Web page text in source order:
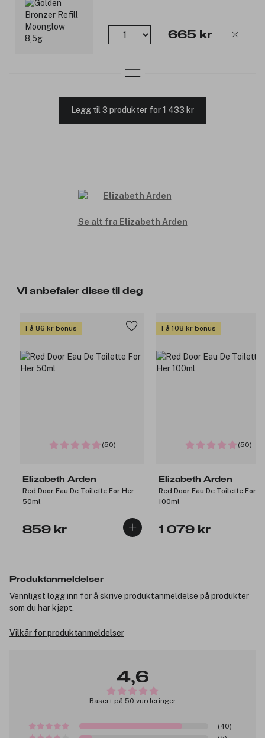
665 kr
Legg til 3 produkter for 1 433 kr
Se alt fra Elizabeth Arden
Vi anbefaler disse til deg
Få 86 kr bonus
(50)
Elizabeth Arden
Red Door Eau De Toilette For Her
50ml
859 kr
Få 108 kr bonus
(50)
Elizabeth Arden
Red Door Eau De Toilette For
100ml
1 079 kr
Produktanmeldelser
Vennligst logg inn for å skrive produktanmeldelse på produkter
som du har kjøpt.
Vilkår for produktanmeldelser
4,6
Basert på 50 vurderinger
(40)